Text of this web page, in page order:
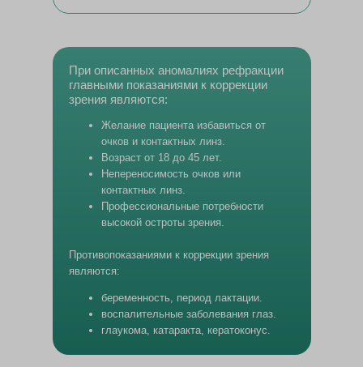
При описанных аномалиях рефракции
главными показаниями к коррекции
зрения являются:
Желание пациента избавиться от
очков и контактных линз.
Возраст от 18 до 45 лет.
Непереносимость очков или
контактных линз.
Профессиональные потребности
высокой остроты зрения.
Противопоказаниями к коррекции зрения
являются:
беременность, период лактации.
воспалительные заболевания глаз.
глаукома, катаракта, кератоконус.